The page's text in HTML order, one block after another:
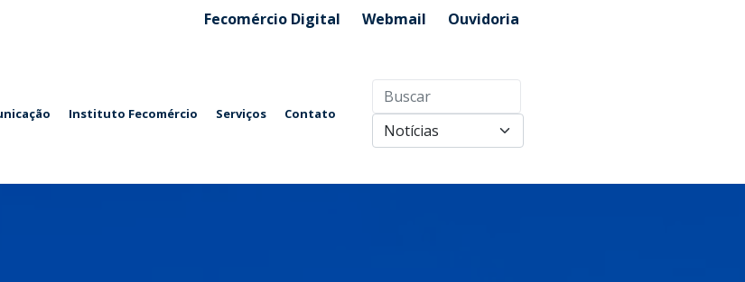
Fecomércio Digital Webmail Ouvidoria
Instituto Fecomércio Serviços Contato